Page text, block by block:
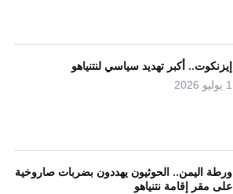
إيزنكوت.. أكبر تهديد سياسي لنتنياهو
1 يوليو 2026
ورطة اليمن.. الحوثيون يهددون بضربات صاروخية
على مقر إقامة نتنياهو